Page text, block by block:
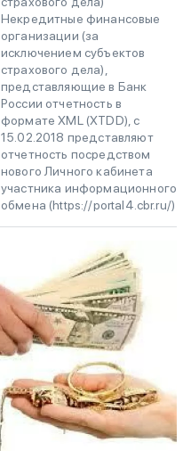
Некредитные финансовые
организации (за
исключением субъектов
страхового дела),
представляющие в Банк
России отчетность в
формате XML (XTDD), с
15.02.2018 представляют
отчетность посредством
нового Личного кабинета
участника информационного
обмена (https://portal4.cbr.ru/)